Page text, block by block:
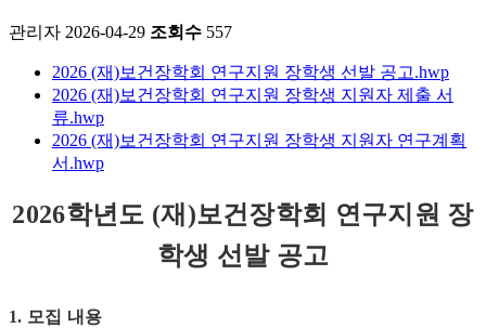
관리자 2026-04-29 조회수 557
2026 (재)보건장학회 연구지원 장학생 선발 공고.hwp
2026 (재)보건장학회 연구지원 장학생 지원자 제출 서
류.hwp
2026 (재)보건장학회 연구지원 장학생 지원자 연구계획
서.hwp
2026학년도 (재)보건장학회 연구지원 장
학생 선발 공고
1. 모집 내용